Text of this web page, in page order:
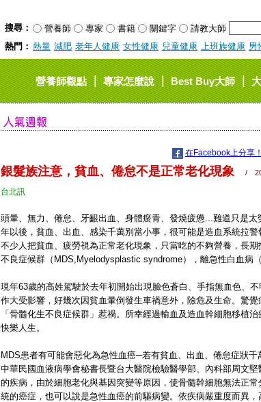
搜尋： 營養師 專家 書籍 關鍵字
請教大師
熱門： 熱量 減肥 老年人健康 女性健康 兒童健康 上班族健康 男
營養師觀點｜專家怎麼說｜Best Buy大師｜
在Facebook上分享！
銀髮族注意，貧血、倦怠不是正常老化現象 /
台北訊
頭暈、無力、倦怠、牙齦出血、身體瘀青、發燒疲憊...難道只是
年以後，貧血、出血、感染千萬別當小事，很可能是造血系統拉
不少人把貧血、疲勞視為正常老化現象，只當吃的不夠營養，長
不良症候群（MDS,Myelodysplastic syndrome），離急性白血病
現年63歲的高姓駕駛於去年初開始出現臉色蒼白、手指無血色、
作大受影響，好幾次因貧血暈倒發生車禍意外，險危及生命。驚
「骨髓化生不良症候群」惹禍。所幸經過輸血及造血幹細胞移植
快樂人生。
MDS患者有可能會惡化為急性血癌─若有貧血、出血、倦怠症狀千
中華民國血液病學會秘書長暨台大醫院檢驗醫學部、內科部周文
的疾病，由於細胞老化與基因突變等原因，使骨髓幹細胞無法正
統的癌症，也可以說是急性血癌的前驅病變。依疾病嚴重度而異